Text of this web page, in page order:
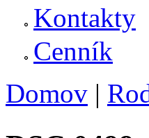
Kontakty
Cenník
Nachádzate sa tu
Domov |